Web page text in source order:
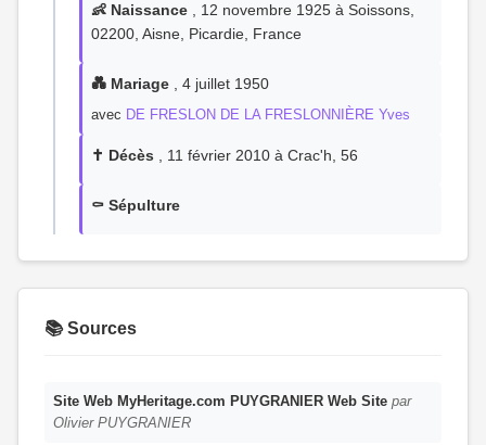
👶 Naissance , 12 novembre 1925 à Soissons,
02200, Aisne, Picardie, France
💑 Mariage , 4 juillet 1950
avec DE FRESLON DE LA FRESLONNIÈRE Yves
✝️ Décès , 11 février 2010 à Crac'h, 56
⚰️ Sépulture
📚 Sources
Site Web MyHeritage.com PUYGRANIER Web Site par
Olivier PUYGRANIER